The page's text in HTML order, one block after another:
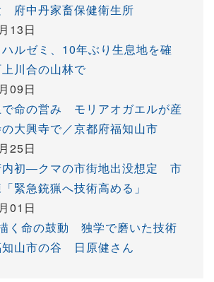
府中丹家畜保健衛生所
13日
ルゼミ、10年ぶり生息地を確
川合の山林で
09日
で命の営み モリアオガエルが産
大興寺で／京都府福知山市
25日
内初―クマの市街地出没想定 市
緊急銃猟へ技術高める」
01日
く命の鼓動 独学で磨いた技術
山市の谷 日原健さん